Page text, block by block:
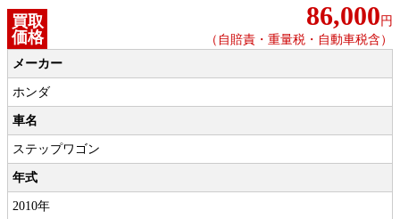
買取
価格
86,000 円
（自賠責・重量税・自動車税含）
メーカー
ホンダ
車名
ステップワゴン
年式
2010年